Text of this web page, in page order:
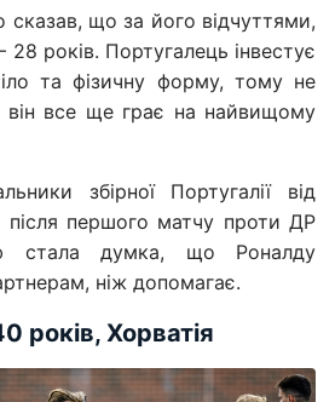
що за його відчуттями,
28 років. Португалець інвестує
та фізичну форму, тому не
все ще грає на найвищому
збірної Португалії від
після першого матчу проти ДР
стала думка, що Роналду
ніж допомагає.
років, Хорватія